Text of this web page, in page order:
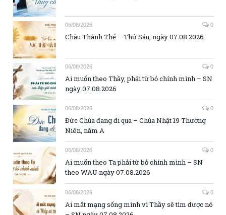
06/08/2026 0
Chầu Thánh Thể – Thứ Sáu, ngày 07.08.2026
06/08/2026 0
Ai muốn theo Thầy, phải từ bỏ chính mình – SN
ngày 07.08.2026
06/08/2026 0
Đức Chúa đang đi qua – Chúa Nhật 19 Thường
Niên, năm A
06/08/2026 0
Ai muốn theo Ta phải từ bỏ chính mình – SN
theo WAU ngày 07.08.2026
06/08/2026 0
Ai mất mạng sống mình vì Thầy sẽ tìm được nó